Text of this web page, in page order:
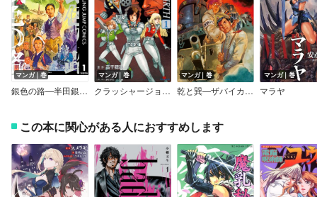
マンガ｜巻
銀色の路―半田銀山異聞―
マンガ｜巻
クラッシャージョウ REBIRTH
マンガ｜巻
乾と巽―ザバイカル戦記―
マンガ｜巻
マラヤ
この本に関心がある人におすすめします